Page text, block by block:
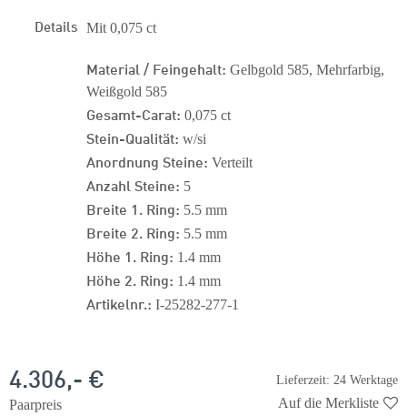
Details Mit 0,075 ct
Material / Feingehalt: Gelbgold 585, Mehrfarbig,
Weißgold 585
Gesamt-Carat: 0,075 ct
Stein-Qualität: w/si
Anordnung Steine: Verteilt
Anzahl Steine: 5
Breite 1. Ring: 5.5 mm
Breite 2. Ring: 5.5 mm
Höhe 1. Ring: 1.4 mm
Höhe 2. Ring: 1.4 mm
Artikelnr.: I-25282-277-1
Lieferzeit: 24 Werktage
4.306,- €
Paarpreis
Auf die Merkliste